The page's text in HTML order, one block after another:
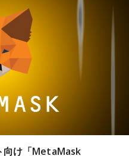
向け「MetaMask